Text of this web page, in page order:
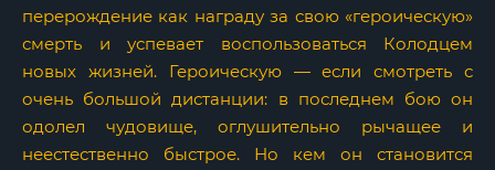
перерождение как награду за свою «героическую»
смерть и успевает воспользоваться Колодцем
новых жизней. Героическую — если смотреть с
очень большой дистанции: в последнем бою он
одолел чудовище, оглушительно рычащее и
неестественно быстрое. Но кем он становится